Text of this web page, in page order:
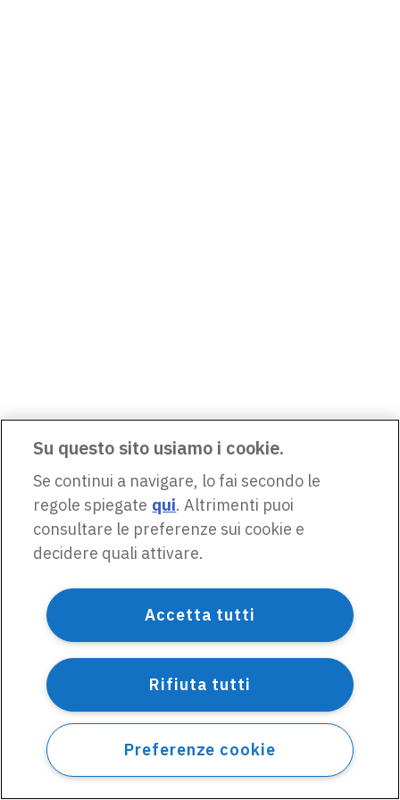
Su questo sito usiamo i cookie.
Se continui a navigare, lo fai secondo le
regole spiegate qui. Altrimenti puoi
consultare le preferenze sui cookie e
decidere quali attivare.
Accetta tutti
Rifiuta tutti
Preferenze cookie